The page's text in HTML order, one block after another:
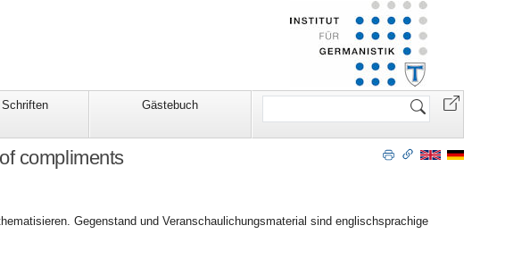
Schriften Gästebuch
Website
compliments
Gegenstand und Veranschaulichungsmaterial sind englischsprachige